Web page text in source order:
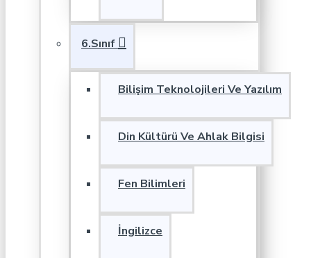
6.Sınıf
Bilişim Teknolojileri Ve Yazılım
Din Kültürü Ve Ahlak Bilgisi
Fen Bilimleri
İngilizce